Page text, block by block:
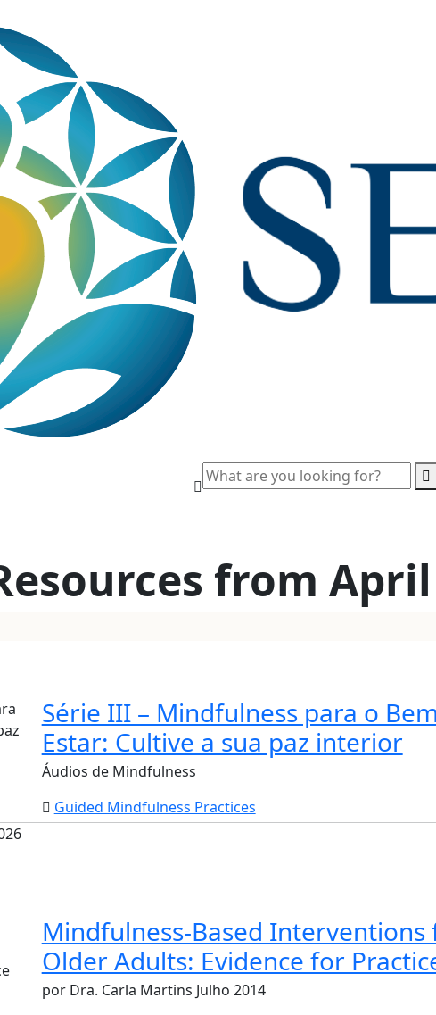
from April
Série III – Mindfulness para o
Estar: Cultive a sua paz interior
Áudios de Mindfulness
Guided Mindfulness Practices
Mindfulness-Based Interventions
Older Adults: Evidence for
por Dra. Carla Martins Julho 2014